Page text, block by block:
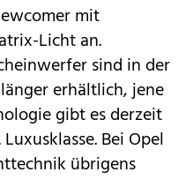
mit
Licht an.
sind in der
erhältlich, jene
gibt es derzeit
Bei Opel
übrigens